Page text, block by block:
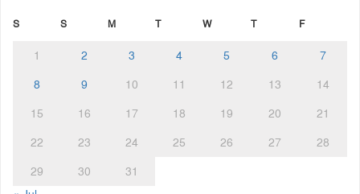
S S M T W T F
1 2 3 4 5 6
7
8
9 10 11 12 13
14
15
16 17 18 19 20
21
22
23 24 25 26 27
28
29
30
31